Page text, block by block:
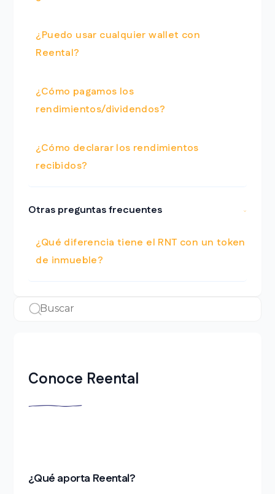
¿Puedo usar cualquier wallet con
Reental?
¿Cómo pagamos los
rendimientos/dividendos?
¿Cómo declarar los rendimientos
recibidos?
Otras preguntas frecuentes
¿Qué diferencia tiene el RNT con un token
de inmueble?
Conoce Reental
¿Qué aporta Reental?